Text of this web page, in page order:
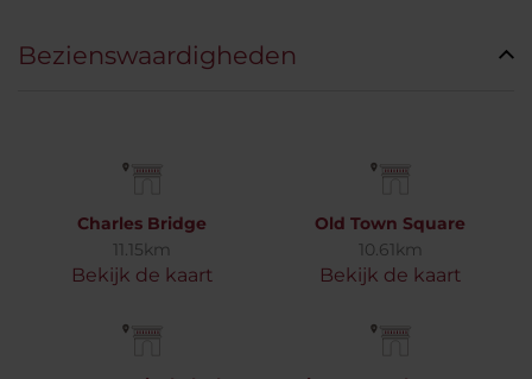
Bezienswaardigheden
Charles Bridge
11.15km
Bekijk de kaart
Old Town Square
10.61km
Bekijk de kaart